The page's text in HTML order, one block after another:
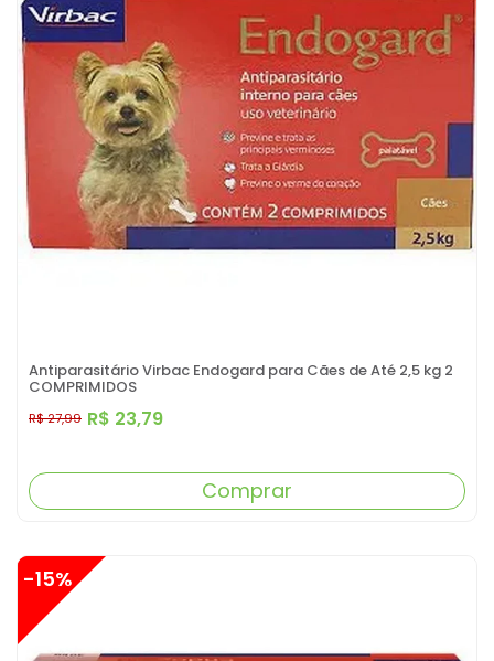
Antiparasitário Virbac Endogard para Cães de Até 2,5 kg 2
COMPRIMIDOS
R$ 23,79
R$ 27,99
Comprar
-15%